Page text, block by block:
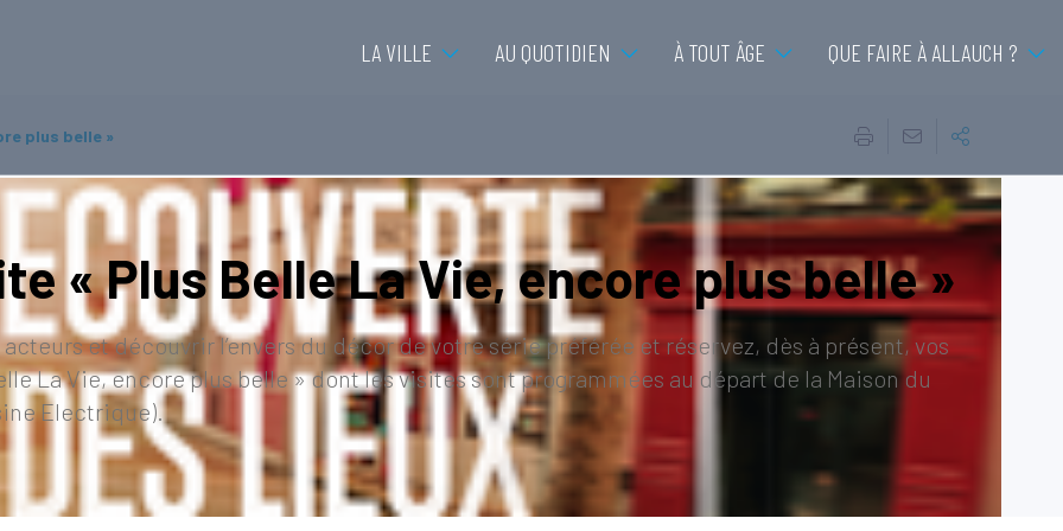
LA VILLE AU QUOTIDIEN À TOUT ÂGE QUE FAIRE À ALLAUCH ?
plus belle »
« Plus Belle La Vie, encore plus belle »
et découvrir l’envers du décor de votre série préférée et réservez, dès à présent, vos
La Vie, encore plus belle » dont les visites sont programmées au départ de la Maison du
Electrique).